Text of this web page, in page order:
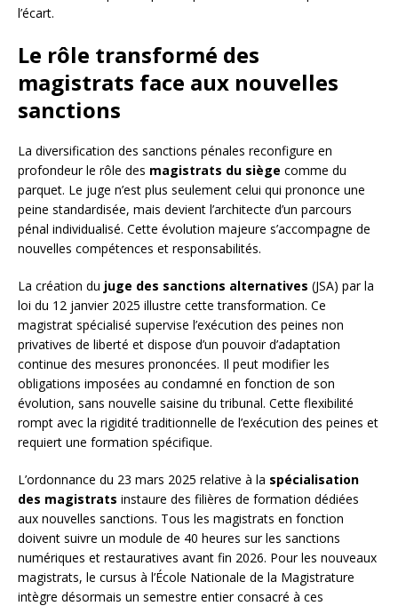
l’écart.
Le rôle transformé des
magistrats face aux nouvelles
sanctions
La diversification des sanctions pénales reconfigure en
profondeur le rôle des magistrats du siège comme du
parquet. Le juge n’est plus seulement celui qui prononce une
peine standardisée, mais devient l’architecte d’un parcours
pénal individualisé. Cette évolution majeure s’accompagne de
nouvelles compétences et responsabilités.
La création du juge des sanctions alternatives (JSA) par la
loi du 12 janvier 2025 illustre cette transformation. Ce
magistrat spécialisé supervise l’exécution des peines non
privatives de liberté et dispose d’un pouvoir d’adaptation
continue des mesures prononcées. Il peut modifier les
obligations imposées au condamné en fonction de son
évolution, sans nouvelle saisine du tribunal. Cette flexibilité
rompt avec la rigidité traditionnelle de l’exécution des peines et
requiert une formation spécifique.
L’ordonnance du 23 mars 2025 relative à la spécialisation
des magistrats instaure des filières de formation dédiées
aux nouvelles sanctions. Tous les magistrats en fonction
doivent suivre un module de 40 heures sur les sanctions
numériques et restauratives avant fin 2026. Pour les nouveaux
magistrats, le cursus à l’École Nationale de la Magistrature
intègre désormais un semestre entier consacré à ces